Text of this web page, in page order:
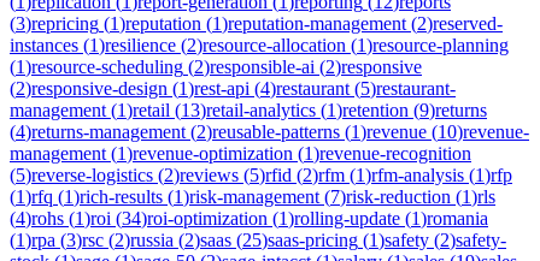
(3)repricing (1)reputation (1)reputation-management (2)reserved-
instances (1)resilience (2)resource-allocation (1)resource-planning
(1)resource-scheduling (2)responsible-ai (2)responsive
(2)responsive-design (1)rest-api (4)restaurant (5)restaurant-
management (1)retail (13)retail-analytics (1)retention (9)returns
(4)returns-management (2)reusable-patterns (1)revenue (10)revenue-
management (1)revenue-optimization (1)revenue-recognition
(5)reverse-logistics (2)reviews (5)rfid (2)rfm (1)rfm-analysis (1)rfp
(1)rfq (1)rich-results (1)risk-management (7)risk-reduction (1)rls
(4)rohs (1)roi (34)roi-optimization (1)rolling-update (1)romania
(1)rpa (3)rsc (2)russia (2)saas (25)saas-pricing (1)safety (2)safety-